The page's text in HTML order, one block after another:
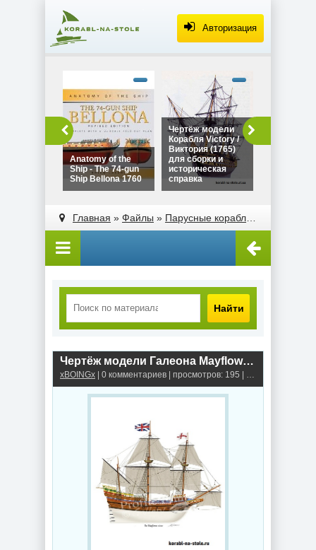
Авторизация
Ship - The 74-gun
Ship Bellona 1760"
height="180">
Anatomy of the
Ship - The 74-gun
Ship Bellona 1760
Виктория (1765)
для сборки и
width="320"
Чертёж модели
Корабля Victory /
Виктория (1765)
для сборки и
историческая
справка
width="320"
Главная » Файлы » Парусные корабли
Найти
Чертёж модели Галеона Mayflower / Мейфлауэр (1620) №3 для сборки и историческая справка
xBOINGx | 0 комментариев | просмотров: 195 | Галеоны и